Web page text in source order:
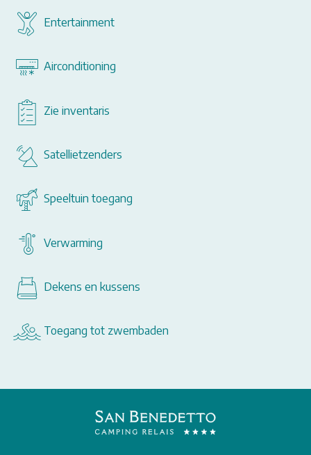
Entertainment
Airconditioning
Zie inventaris
Satellietzenders
Speeltuin toegang
Verwarming
Dekens en kussens
Toegang tot zwembaden